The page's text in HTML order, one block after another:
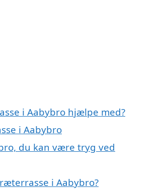
i Aabybro hjælpe med?
i Aabybro
du kan være tryg ved
i Aabybro?